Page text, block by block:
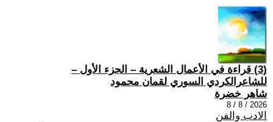
(3) قراءة في الأعمال الشعرية – الجزء الأول –
للشاعرالكردي السوري لقمان محمود
شاهر خضرة
2026 / 8 / 8
الادب والفن